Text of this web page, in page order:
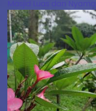
Masjid Luas dan